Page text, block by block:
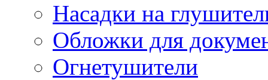
Насадки на
Обложки для
Огнетушители